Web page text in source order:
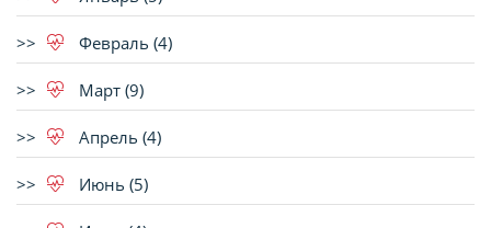
Февраль (4)
Март (9)
Апрель (4)
Июнь (5)